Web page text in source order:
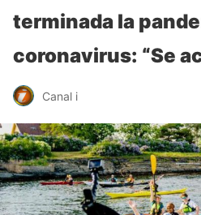
terminada la
coronavirus: “Se
Canal i